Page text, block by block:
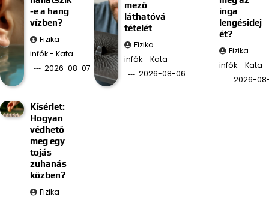
-e a hang
vízben?
Fizika
infók - Kata
2026-08-07
mező
láthatóvá
tételét
Fizika
infók - Kata
2026-08-06
inga
lengésidej
ét?
Fizika
infók - Kata
2026-
Kísérlet:
Hogyan
védhető
meg egy
tojás
zuhanás
közben?
Fizika